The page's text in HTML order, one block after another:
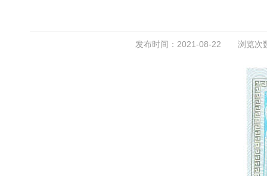
发布时间：2021-08-22 浏览次